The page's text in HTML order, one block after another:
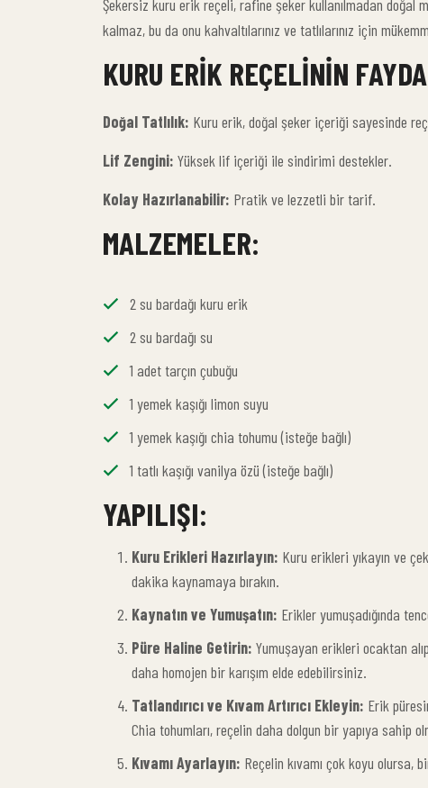
Şekersiz kuru erik reçeli, rafine şeker kullanılmadan doğal
kalmaz, bu da onu kahvaltılarınız ve tatlılarınız için
KURU ERIK REÇELININ
Doğal Tatlılık: Kuru erik, doğal şeker içeriği sayesinde
Lif Zengini: Yüksek lif içeriği ile sindirimi destekler.
Kolay Hazırlanabilir: Pratik ve lezzetli bir tarif.
MALZEMELER:
2 su bardağı kuru erik
2 su bardağı su
1 adet tarçın çubuğu
1 yemek kaşığı limon suyu
1 yemek kaşığı chia tohumu (isteğe bağlı)
1 tatlı kaşığı vanilya özü (isteğe bağlı)
YAPILIŞI:
Kuru Erikleri Hazırlayın: Kuru erikleri yıkayın ve
dakika kaynamaya bırakın.
Kaynatın ve Yumuşatın: Erikler yumuşadığında
Püre Haline Getirin: Yumuşayan erikleri ocaktan
daha homojen bir karışım elde edebilirsiniz.
Tatlandırıcı ve Kıvam Artırıcı Ekleyin: Erik
Chia tohumları, reçelin daha dolgun bir yapıya sahip
Kıvamı Ayarlayın: Reçelin kıvamı çok koyu